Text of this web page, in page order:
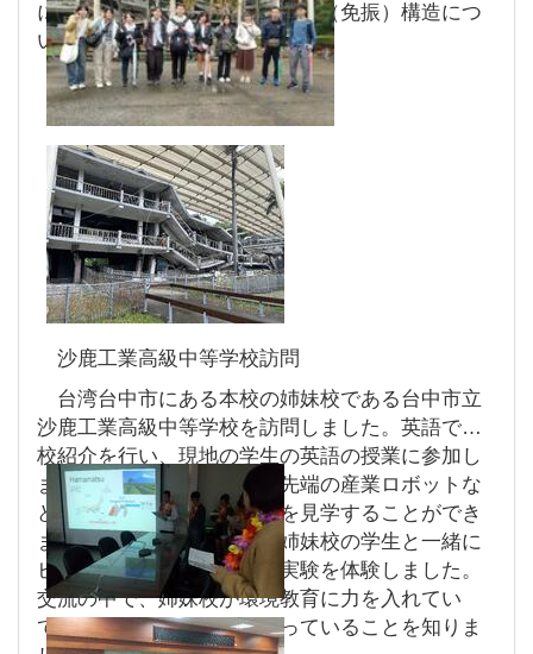
について現地調査を行い、耐震（免振）構造につ
いて生徒研究を行いました。
沙鹿工業高級中等学校訪問
台湾台中市にある本校の姉妹校である台中市立
沙鹿工業高級中等学校を訪問しました。英語で学
校紹介を行い、現地の学生の英語の授業に参加し
ました。施設見学では、最先端の産業ロボットな
どが実際に稼働しているのを見学することができ
ました。化学の授業では、姉妹校の学生と一緒に
ビール型キャンドルを作る実験を体験しました。
交流の中で、姉妹校が環境教育に力を入れてい
て、ゴミ削減の取組みを行っていることを知りま